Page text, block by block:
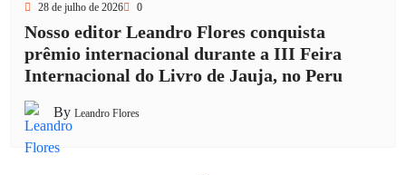
28 de julho de 2026 0
Nosso editor Leandro Flores conquista
prêmio internacional durante a III Feira
Internacional do Livro de Jauja, no Peru
By Leandro Flores